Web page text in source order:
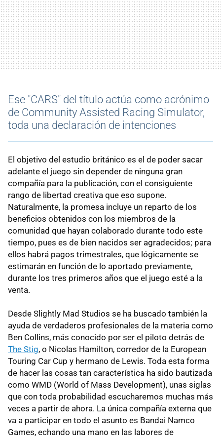
Ese "CARS" del título actúa como acrónimo
de Community Assisted Racing Simulator,
toda una declaración de intenciones
El objetivo del estudio británico es el de poder sacar
adelante el juego sin depender de ninguna gran
compañía para la publicación, con el consiguiente
rango de libertad creativa que eso supone.
Naturalmente, la promesa incluye un reparto de los
beneficios obtenidos con los miembros de la
comunidad que hayan colaborado durante todo este
tiempo, pues es de bien nacidos ser agradecidos; para
ellos habrá pagos trimestrales, que lógicamente se
estimarán en función de lo aportado previamente,
durante los tres primeros años que el juego esté a la
venta.
Desde Slightly Mad Studios se ha buscado también la
ayuda de verdaderos profesionales de la materia como
Ben Collins, más conocido por ser el piloto detrás de
The Stig, o Nicolas Hamilton, corredor de la European
Touring Car Cup y hermano de Lewis. Toda esta forma
de hacer las cosas tan característica ha sido bautizada
como WMD (World of Mass Development), unas siglas
que con toda probabilidad escucharemos muchas más
veces a partir de ahora. La única compañía externa que
va a participar en todo el asunto es Bandai Namco
Games, echando una mano en las labores de